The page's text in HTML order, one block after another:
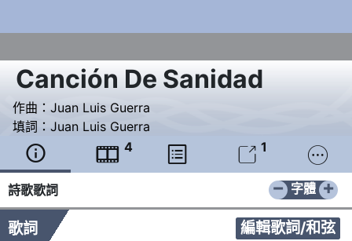
Canción De Sanidad
作曲： Juan Luis Guerra
填詞： Juan Luis Guerra
  4   1 
詩歌歌詞 − +
字體
歌詞 編輯歌詞/和弦